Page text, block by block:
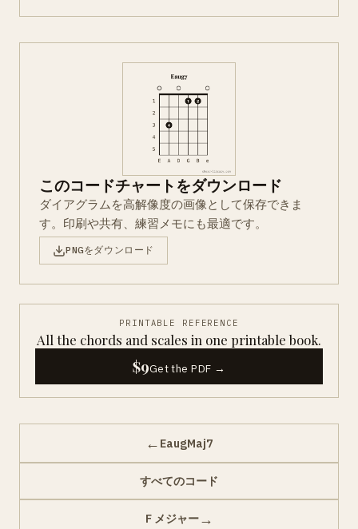
このコードチャートをダウンロード
ダイアグラムを高解像度の画像として保存できま
す。印刷や共有、練習メモにも最適です。
PNGをダウンロード
PRINTABLE REFERENCE
All the chords and scales in one printable book.
$9Get the PDF →
← EaugMaj7
すべてのコード
F メジャー→